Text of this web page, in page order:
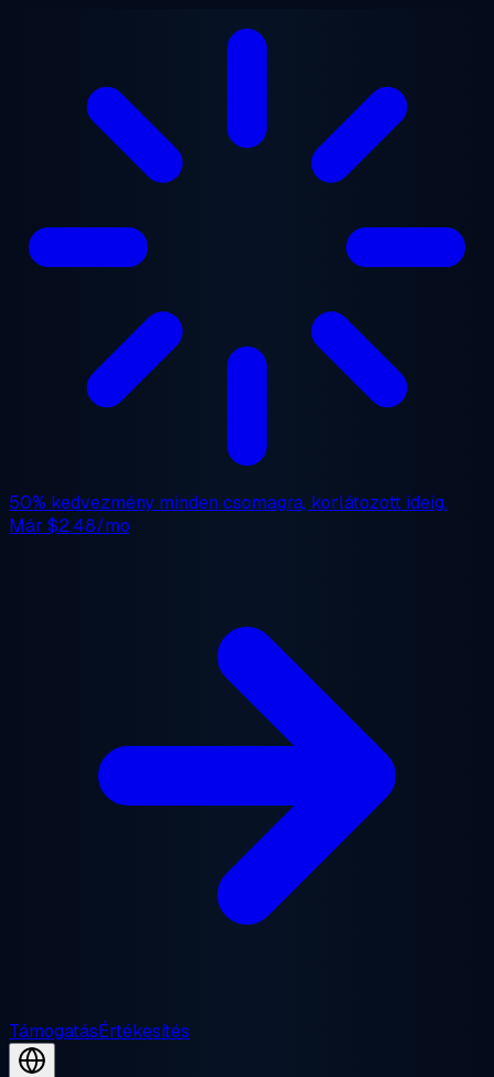
50% kedvezmény minden csomagra, korlátozott ideig.
Már $2.48/mo
TámogatásÉrtékesítés